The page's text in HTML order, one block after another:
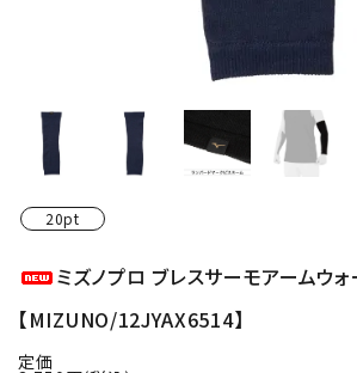
20pt
ミズノプロ ブレスサーモアームウ
【MIZUNO/12JYAX6514】
定価